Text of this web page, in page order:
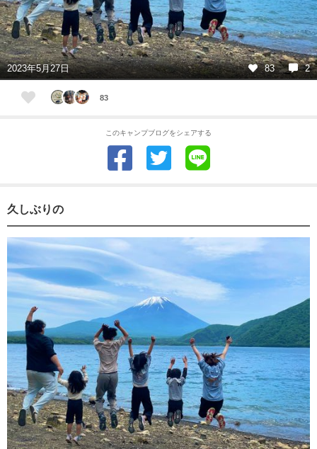
2023年5月27日 83 2
83
このキャンプブログをシェアする
久しぶりの